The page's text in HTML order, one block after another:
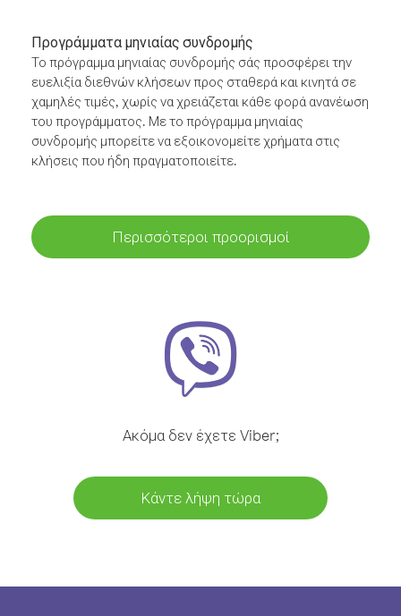
Προγράμματα μηνιαίας συνδρομής
Το πρόγραμμα μηνιαίας συνδρομής σάς προσφέρει την
ευελιξία διεθνών κλήσεων προς σταθερά και κινητά σε
χαμηλές τιμές, χωρίς να χρειάζεται κάθε φορά ανανέωση
του προγράμματος. Με το πρόγραμμα μηνιαίας
συνδρομής μπορείτε να εξοικονομείτε χρήματα στις
κλήσεις που ήδη πραγματοποιείτε.
Περισσότεροι προορισμοί
Ακόμα δεν έχετε Viber;
Κάντε λήψη τώρα